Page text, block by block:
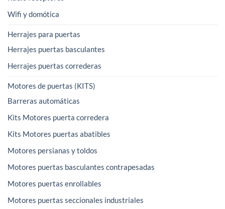
Wifi y domótica
Herrajes para puertas
Herrajes puertas basculantes
Herrajes puertas correderas
Motores de puertas (KITS)
Barreras automáticas
Kits Motores puerta corredera
Kits Motores puertas abatibles
Motores persianas y toldos
Motores puertas basculantes contrapesadas
Motores puertas enrollables
Motores puertas seccionales industriales